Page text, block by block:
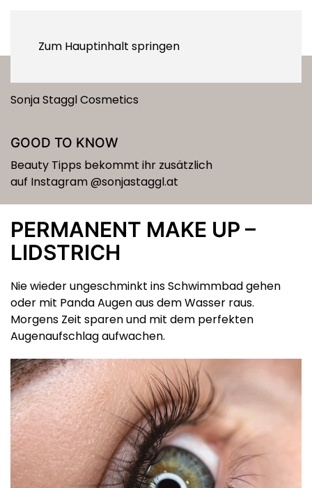
Zum Hauptinhalt springen
Sonja Staggl Cosmetics
GOOD TO KNOW
Beauty Tipps bekommt ihr zusätzlich
auf Instagram@sonjastaggl.at
PERMANENT MAKE UP –
LIDSTRICH
Nie wieder ungeschminkt ins Schwimmbad gehen
oder mit Panda Augen aus dem Wasser raus.
Morgens Zeit sparen und mit dem perfekten
Augenaufschlag aufwachen.